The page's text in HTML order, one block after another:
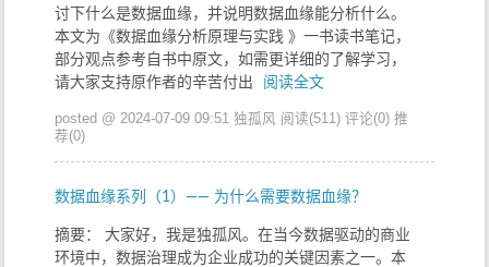
讨下什么是数据血缘，并说明数据血缘能分析什么。
本文为《数据血缘分析原理与实践 》一书读书笔记，
部分观点参考自书中原文，如需更详细的了解学习，
请大家支持原作者的辛苦付出
阅读全文
posted @ 2024-07-09 09:51 独孤风 阅读(511) 评论(0) 推
荐(0)
数据血缘系列（1）—— 为什么需要数据血缘？
摘要： 大家好，我是独孤风。在当今数据驱动的商业
环境中，数据治理成为企业成功的关键因素之一。本